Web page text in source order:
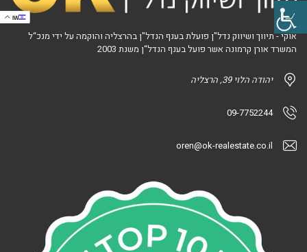
אוקי - תיווך ושיווק נדל"ן פועלת בענף הנדל"ן בהרצליה והוקמה על ידי מנכ“ל
המשרד אורן קרמונה אשר פועל בענף הנדל“ן משנת 2003
יהודה הלוי 39, הרצליה
09-7752244
oren@ok-realestate.co.il
IW